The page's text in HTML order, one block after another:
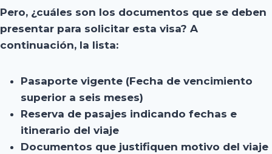
Pero, ¿cuáles son los documentos que se deben
presentar para solicitar esta visa? A
continuación, la lista:
Pasaporte vigente (Fecha de vencimiento
superior a seis meses)
Reserva de pasajes indicando fechas e
itinerario del viaje
Documentos que justifiquen motivo del viaje